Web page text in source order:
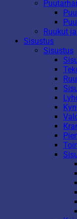
Ruukut
Sisustus
Sisustus